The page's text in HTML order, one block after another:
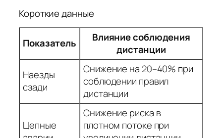
Короткие данные
Показатель
Влияние соблюдения
дистанции
Наезды
сзади
Снижение на 20–40% при
соблюдении правил
дистанции
Цепные
Снижение риска в
плотном потоке при